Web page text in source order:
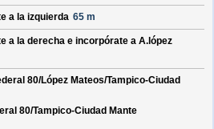
a la izquierda 65 m
a la derecha e incorpórate a A.lópez
80/López Mateos/Tampico-Ciudad
80/Tampico-Ciudad Mante